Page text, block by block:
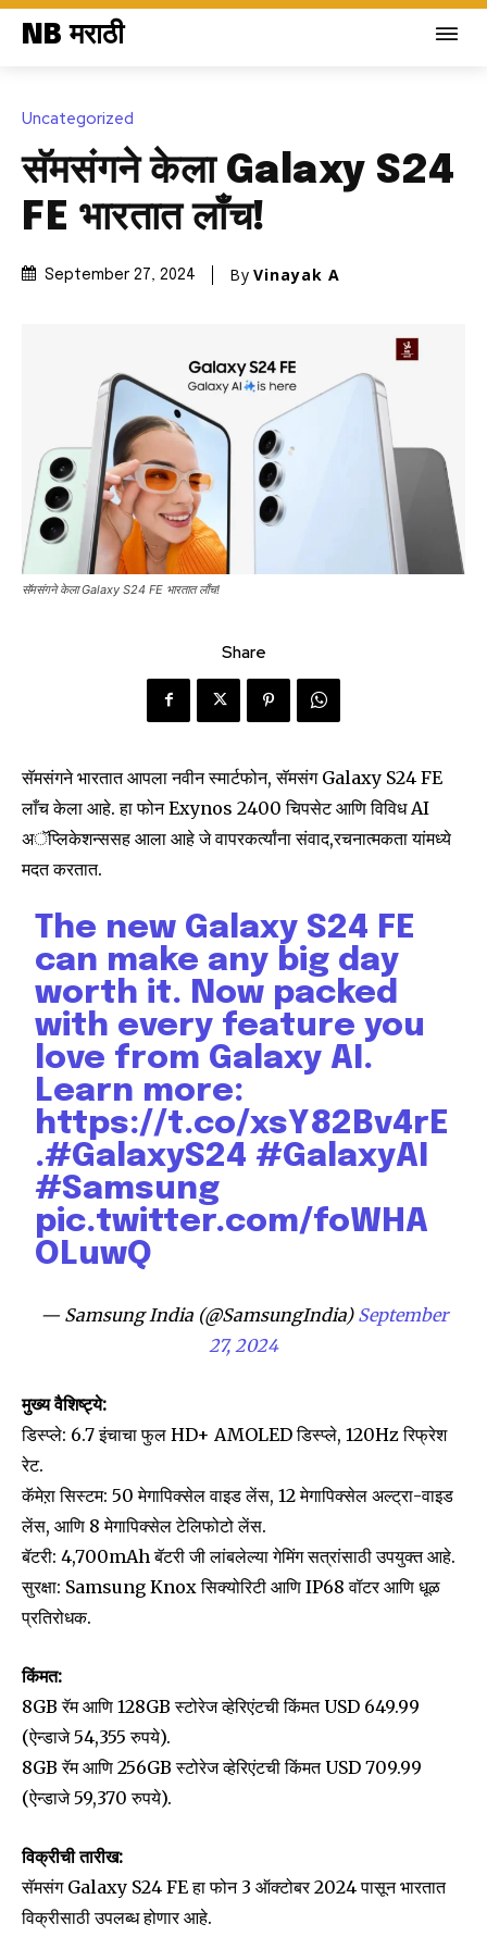
Join our community of
SUBSCRIBERS and be part of the
conversation.
To subscribe, simply enter your email address on our website
or click the subscribe button below. Don't worry, we respect
safe with us.
I've read and accept the Privacy Policy
NB मराठी
Uncategorized
सॅमसंगने केला Galaxy S24
FE भारतात लाँच!
September 27, 2024 By Vinayak A
सॅमसंगने केला Galaxy S24 FE भारतात लाँच!
Share
सॅमसंगने भारतात आपला नवीन स्मार्टफोन, सॅमसंग Galaxy S24 FE
लाँच केला आहे. हा फोन Exynos 2400 चिपसेट आणि विविध AI
अॅप्लिकेशन्ससह आला आहे जे वापरकर्त्यांना संवाद,रचनात्मकता यांमध्ये
मदत करतात.
The new Galaxy S24 FE
can make any big day
worth it. Now packed
with every feature you
love from Galaxy AI.
Learn more:
https://t.co/xsY82Bv4rE
.#GalaxyS24 #GalaxyAI
#Samsung
pic.twitter.com/foWHA
OLuwQ
— Samsung India (@SamsungIndia) September
27, 2024
मुख्य वैशिष्ट्ये:
डिस्प्ले: 6.7 इंचाचा फुल HD+ AMOLED डिस्प्ले, 120Hz रिफ्रेश
रेट.
कॅमेऱा सिस्टम: 50 मेगापिक्सेल वाइड लेंस, 12 मेगापिक्सेल अल्ट्रा-वाइड
लेंस, आणि 8 मेगापिक्सेल टेलिफोटो लेंस.
बॅटरी: 4,700mAh बॅटरी जी लांबलेल्या गेमिंग सत्रांसाठी उपयुक्त आहे.
सुरक्षा: Samsung Knox सिक्योरिटी आणि IP68 वॉटर आणि धूळ
प्रतिरोधक.
किंमत:
8GB रॅम आणि 128GB स्टोरेज व्हेरिएंटची किंमत USD 649.99
(ऐन्डाजे 54,355 रुपये).
8GB रॅम आणि 256GB स्टोरेज व्हेरिएंटची किंमत USD 709.99
(ऐन्डाजे 59,370 रुपये).
विक्रीची तारीख:
सॅमसंग Galaxy S24 FE हा फोन 3 ऑक्टोबर 2024 पासून भारतात
विक्रीसाठी उपलब्ध होणार आहे.